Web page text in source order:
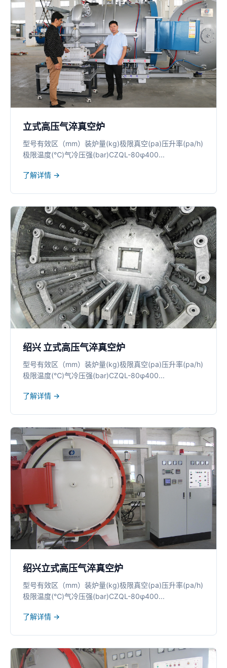
立式高压气淬真空炉
型号有效区（mm）装炉量(kg)极限真空(pa)压升率(pa/h)
极限温度(℃)气冷压强(bar)CZQL-80φ400...
了解详情 →
绍兴 立式高压气淬真空炉
型号有效区（mm）装炉量(kg)极限真空(pa)压升率(pa/h)
极限温度(℃)气冷压强(bar)CZQL-80φ400...
了解详情 →
绍兴立式高压气淬真空炉
型号有效区（mm）装炉量(kg)极限真空(pa)压升率(pa/h)
极限温度(℃)气冷压强(bar)CZQL-80φ400...
了解详情 →